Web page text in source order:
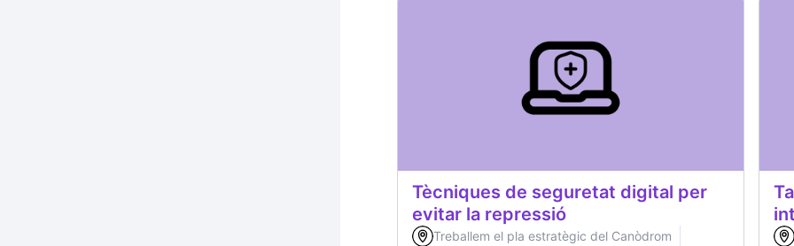
Tècniques de seguretat digital per
evitar la repressió
Treballem el pla estratègic del Canòdrom